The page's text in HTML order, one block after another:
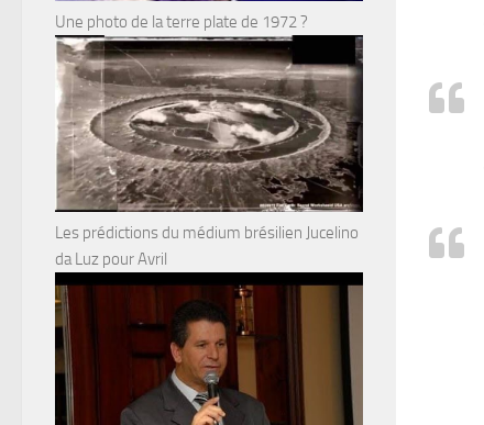
Une photo de la terre plate de 1972 ?
Les prédictions du médium brésilien Jucelino
da Luz pour Avril